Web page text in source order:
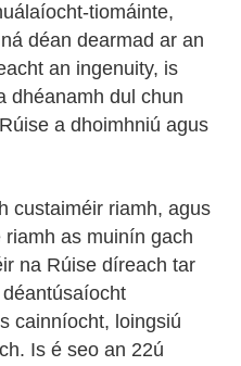
tiomáinte,
déan dearmad ar an
an ingenuity, is
dhéanamh dul chun
a dhoimhniú agus
riamh, agus
as muinín gach
na Rúise díreach tar
cainníocht, loingsiú
Is é seo an 22ú